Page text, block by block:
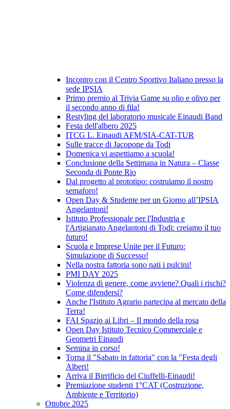
Incontro con il Centro Sportivo Italiano presso la
sede IPSIA
Primo premio al Trivia Game su olio e olivo per
il secondo anno di fila!
Restyling del laboratorio musicale Einaudi Band
Festa dell'albero 2025
ITCG L. Einaudi AFM/SIA-CAT-TUR
Sulle tracce di Jacopone da Todi
Domenica vi aspettiamo a scuola!
Conclusione della Settimana in Natura – Classe
Seconda di Ponte Rio
Dal progetto al prototipo: costruiamo il nostro
semaforo!
Open Day & Studente per un Giorno all’IPSIA
Angelantoni!
Istituto Professionale per l'Industria e
l'Artigianato Angelantoni di Todi: creiamo il tuo
futuro!
Scuola e Imprese Unite per il Futuro:
Simulazione di Successo!
Nella nostra fattoria sono nati i pulcini!
PMI DAY 2025
Violenza di genere, come avviene? Quali i rischi?
Come difendersi?
Anche l'Istituto Agrario partecipa al mercato della
Terra!
FAI Spazio ai Libri – Il mondo della rosa
Open Day Istituto Tecnico Commerciale e
Geometri Einaudi
Semina in corso!
Torna il "Sabato in fattoria" con la "Festa degli
Alberi!
Arriva il Birrificio del Ciuffelli-Einaudi!
Premiazione studenti 1°CAT (Costruzione,
Ambiente e Territorio)
Ottobre 2025